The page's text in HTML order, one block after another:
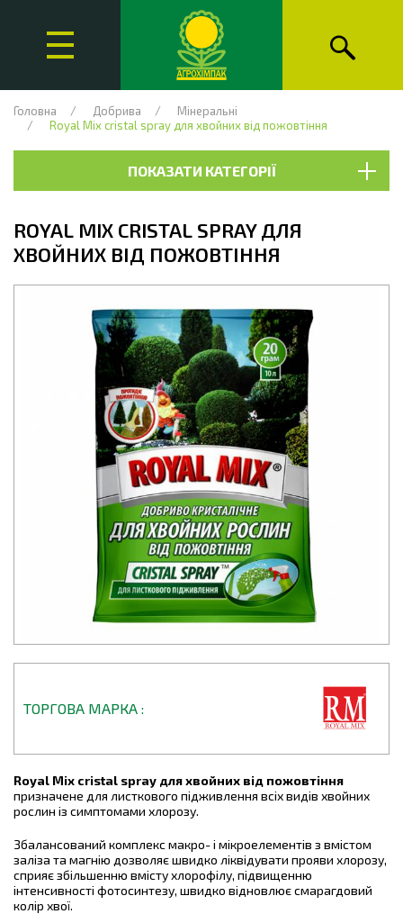
Головна Добрива
Мінеральні
Royal Mix cristal spray для хвойних від пожовтіння
ПОКАЗАТИ КАТЕГОРІЇ
ROYAL MIX CRISTAL SPRAY ДЛЯ
ХВОЙНИХ ВІД ПОЖОВТІННЯ
ТОРГОВА МАРКА
Royal Mix cristal spray для хвойних від пожовтіння
призначене для листкового підживлення всіх видів хвойних
рослин із симптомами хлорозу.
Збалансований комплекс макро- і мікроелементів з вмістом
заліза та магнію дозволяє швидко ліквідувати прояви хлорозу,
сприяє збільшенню вмісту хлорофілу, підвищенню
інтенсивності фотосинтезу, швидко відновлює смарагдовий
колір хвої.